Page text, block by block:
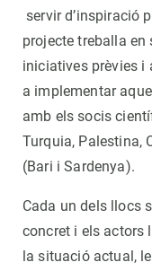
servir d’inspiració
projecte treballa en
iniciatives prèvies
a implementar
amb els socis
Turquia, Palestina,
(Bari i Sardenya).
Cada un dels llocs
concret i els actors
la situació actual,